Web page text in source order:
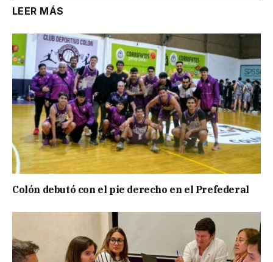
LEER MÁS
Colón debutó con el pie derecho en el Prefederal